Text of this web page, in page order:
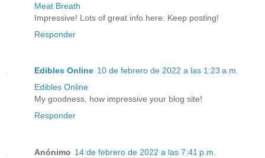
Meat Breath
Impressive! Lots of great info here. Keep posting!
Responder
Edibles Online 10 de febrero de 2022 a las 1:23 a.m.
Edibles Online
My goodness, how impressive your blog site!
Responder
Anónimo 14 de febrero de 2022 a las 7:41 p.m.